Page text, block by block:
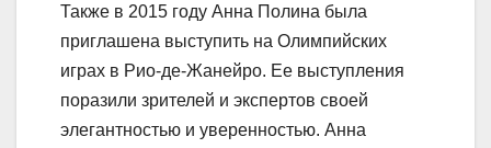
Также в 2015 году Анна Полина была
приглашена выступить на Олимпийских
играх в Рио-де-Жанейро. Ее выступления
поразили зрителей и экспертов своей
элегантностью и уверенностью. Анна